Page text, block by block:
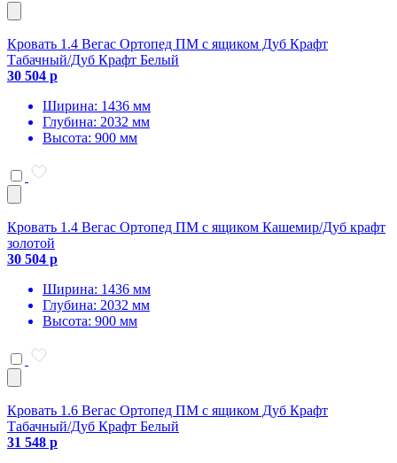
Кровать 1.4 Вегас Ортопед ПМ с ящиком Дуб Крафт
Табачный/Дуб Крафт Белый
30 504 р
Ширина: 1436 мм
Глубина: 2032 мм
Высота: 900 мм
Кровать 1.4 Вегас Ортопед ПМ с ящиком Кашемир/Дуб крафт
золотой
30 504 р
Ширина: 1436 мм
Глубина: 2032 мм
Высота: 900 мм
Кровать 1.6 Вегас Ортопед ПМ с ящиком Дуб Крафт
Табачный/Дуб Крафт Белый
31 548 р